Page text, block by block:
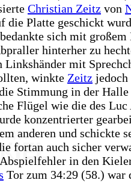
Christian Zeitz von
die Platte geschickt
bedankte sich mit großem
hinterher zu
Linkshänder mit
winkte Zeitz
Stimmung in der Halle
Flügel wie die des
konzentrierter
anderen und schickte
fortan auch sicher
in den
Tor zum 34:29 (58.) war